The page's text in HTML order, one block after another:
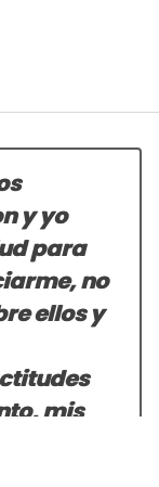
y yo
para
no
ellos y
mis